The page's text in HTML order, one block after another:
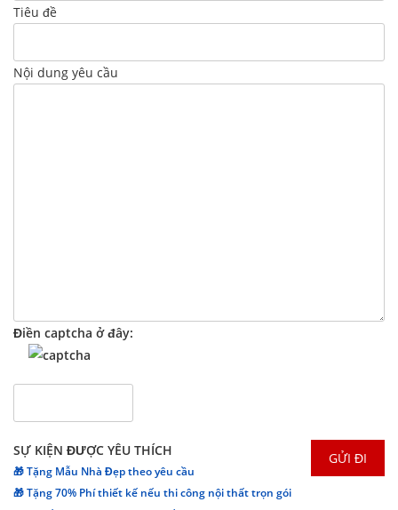
Tiêu đề
Nội dung yêu cầu
Điền captcha ở đây:
SỰ KIỆN ĐƯỢC YÊU THÍCH
🎁 Tặng Mẫu Nhà Đẹp theo yêu cầu
🎁 Tặng 70% Phí thiết kế nếu thi công nội thất trọn gói